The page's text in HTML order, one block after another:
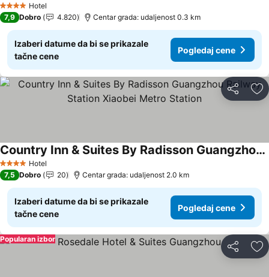
4 ZvezdiceHotel
Pogledaj cene
7,9 Dobro 4.820 Centar grada: udaljenost 0.3 km
Izaberi datume da bi se prikazale
tačne cene
Pogledaj cene
Deli
4 ZvezdiceHotel
Country Inn & Suites By Radisson Guangzhou Railway Station Xiaobei Metro Station
Pogledaj cene
7,5 Dobro 20 Centar grada: udaljenost 2.0 km
Izaberi datume da bi se prikazale
tačne cene
Pogledaj cene
Deli
Popularan izbor